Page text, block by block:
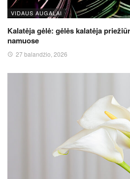
VIDAUS AUGALAI
Kalatėja gėlė: gėlės kalatėja
namuose
27 balandžio, 2026